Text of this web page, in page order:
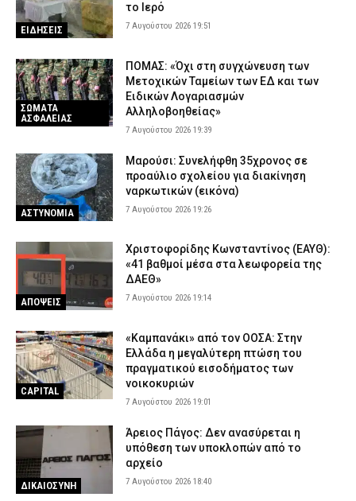
ΕΙΔΗΣΕΙΣ
το Ιερό
7 Αυγούστου 2026 19:51
ΣΩΜΑΤΑ
ΑΣΦΑΛΕΙΑΣ
ΠΟΜΑΣ: «Όχι στη συγχώνευση των
Μετοχικών Ταμείων των ΕΔ και των
Ειδικών Λογαριασμών
Αλληλοβοηθείας»
7 Αυγούστου 2026 19:39
ΑΣΤΥΝΟΜΙΑ
Μαρούσι: Συνελήφθη 35χρονος σε
προαύλιο σχολείου για διακίνηση
ναρκωτικών (εικόνα)
7 Αυγούστου 2026 19:26
ΑΠΟΨΕΙΣ
Χριστοφορίδης Κωνσταντίνος (ΕΑΥΘ):
«41 βαθμοί μέσα στα λεωφορεία της
ΔΑΕΘ»
7 Αυγούστου 2026 19:14
CAPITAL
«Καμπανάκι» από τον ΟΟΣΑ: Στην
Ελλάδα η μεγαλύτερη πτώση του
πραγματικού εισοδήματος των
νοικοκυριών
7 Αυγούστου 2026 19:01
ΔΙΚΑΙΟΣΥΝΗ
Άρειος Πάγος: Δεν ανασύρεται η
υπόθεση των υποκλοπών από το
αρχείο
7 Αυγούστου 2026 18:40